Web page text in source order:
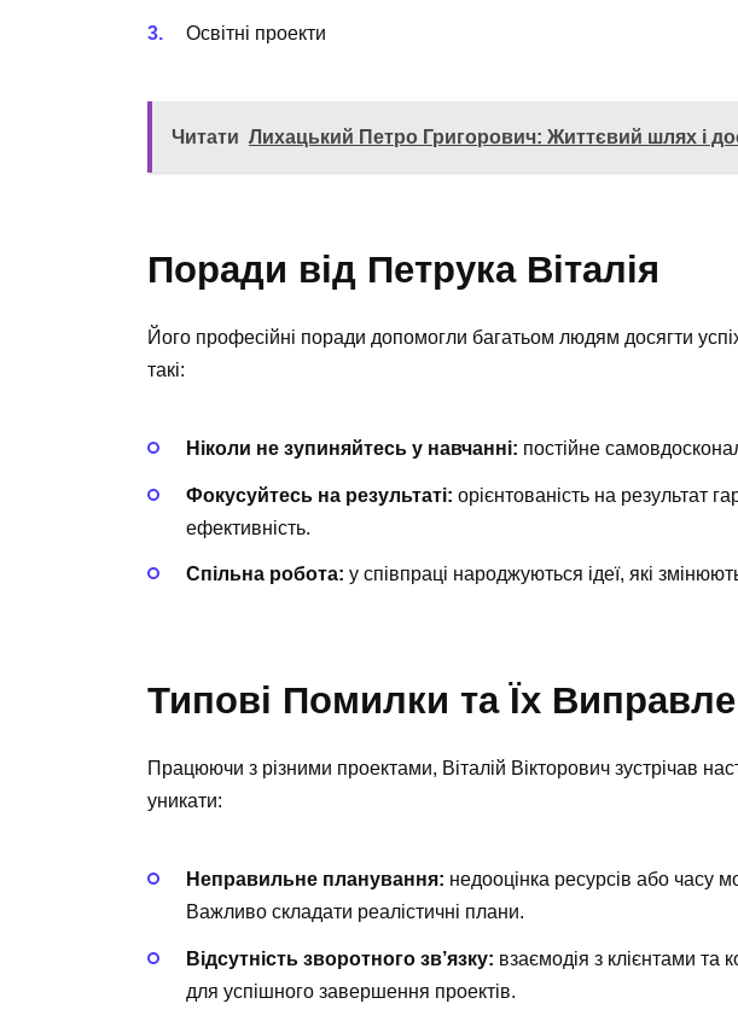
Освітні проекти
Читати Лихацький Петро Григорович: Життєвий шлях і
Поради від Петрука Віталія
Його професійні поради допомогли багатьом людям досягти
такі:
Ніколи не зупиняйтесь у навчанні: постійне
Фокусуйтесь на результаті: орієнтованість на результат
ефективність.
Спільна робота: у співпраці народжуються ідеї, які
Типові Помилки та Їх
Працюючи з різними проектами, Віталій Вікторович зустрічав
уникати:
Неправильне планування: недооцінка ресурсів або часу
Важливо складати реалістичні плани.
Відсутність зворотного зв’язку: взаємодія з клієнтами
для успішного завершення проектів.